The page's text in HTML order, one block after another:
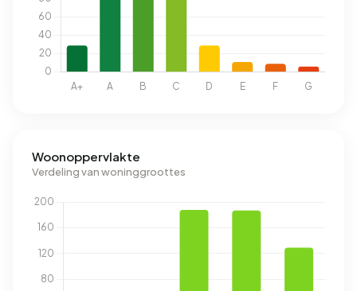
Woonoppervlakte
Verdeling van woninggroottes